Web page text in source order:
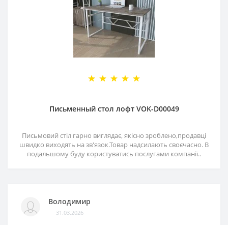
Письменный стол лофт VOK-D00049
Письмовий стіл гарно виглядає, якісно зроблено,продавці
швидко виходять на зв'язок.Товар надсилають своєчасно. В
подальшому буду користуватись послугами компанії..
Володимир
31.03.2026